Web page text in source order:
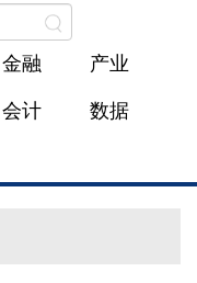
金融 产业
会计 数据